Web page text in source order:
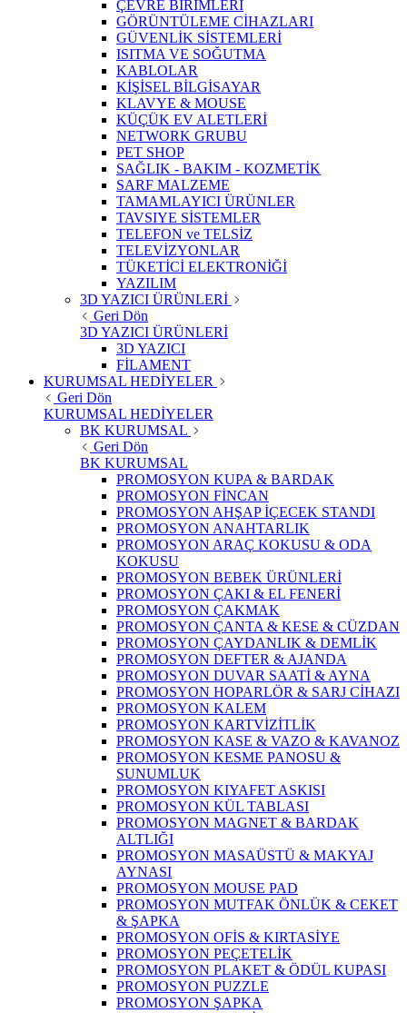
ÇEVRE BİRİMLERİ
GÖRÜNTÜLEME CİHAZLARI
GÜVENLİK SİSTEMLERİ
ISITMA VE SOĞUTMA
KABLOLAR
KİŞİSEL BİLGİSAYAR
KLAVYE & MOUSE
KÜÇÜK EV ALETLERİ
NETWORK GRUBU
PET SHOP
SAĞLIK - BAKIM - KOZMETİK
SARF MALZEME
TAMAMLAYICI ÜRÜNLER
TAVSIYE SİSTEMLER
TELEFON ve TELSİZ
TELEVİZYONLAR
TÜKETİCİ ELEKTRONİĞİ
YAZILIM
3D YAZICI ÜRÜNLERİ
Geri Dön
3D YAZICI ÜRÜNLERİ
3D YAZICI
FİLAMENT
KURUMSAL HEDİYELER
Geri Dön
KURUMSAL HEDİYELER
BK KURUMSAL
Geri Dön
BK KURUMSAL
PROMOSYON KUPA & BARDAK
PROMOSYON FİNCAN
PROMOSYON AHŞAP İÇECEK STANDI
PROMOSYON ANAHTARLIK
PROMOSYON ARAÇ KOKUSU & ODA
KOKUSU
PROMOSYON BEBEK ÜRÜNLERİ
PROMOSYON ÇAKI & EL FENERİ
PROMOSYON ÇAKMAK
PROMOSYON ÇANTA & KESE & CÜZDAN
PROMOSYON ÇAYDANLIK & DEMLİK
PROMOSYON DEFTER & AJANDA
PROMOSYON DUVAR SAATİ & AYNA
PROMOSYON HOPARLÖR & SARJ CİHAZI
PROMOSYON KALEM
PROMOSYON KARTVİZİTLİK
PROMOSYON KASE & VAZO & KAVANOZ
PROMOSYON KESME PANOSU &
SUNUMLUK
PROMOSYON KIYAFET ASKISI
PROMOSYON KÜL TABLASI
PROMOSYON MAGNET & BARDAK
ALTLIĞI
PROMOSYON MASAÜSTÜ & MAKYAJ
AYNASI
PROMOSYON MOUSE PAD
PROMOSYON MUTFAK ÖNLÜK & CEKET
& ŞAPKA
PROMOSYON OFİS & KIRTASİYE
PROMOSYON PEÇETELİK
PROMOSYON PLAKET & ÖDÜL KUPASI
PROMOSYON PUZZLE
PROMOSYON ŞAPKA